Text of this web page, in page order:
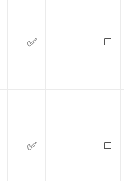
✅ ◻️
✅ ◻️